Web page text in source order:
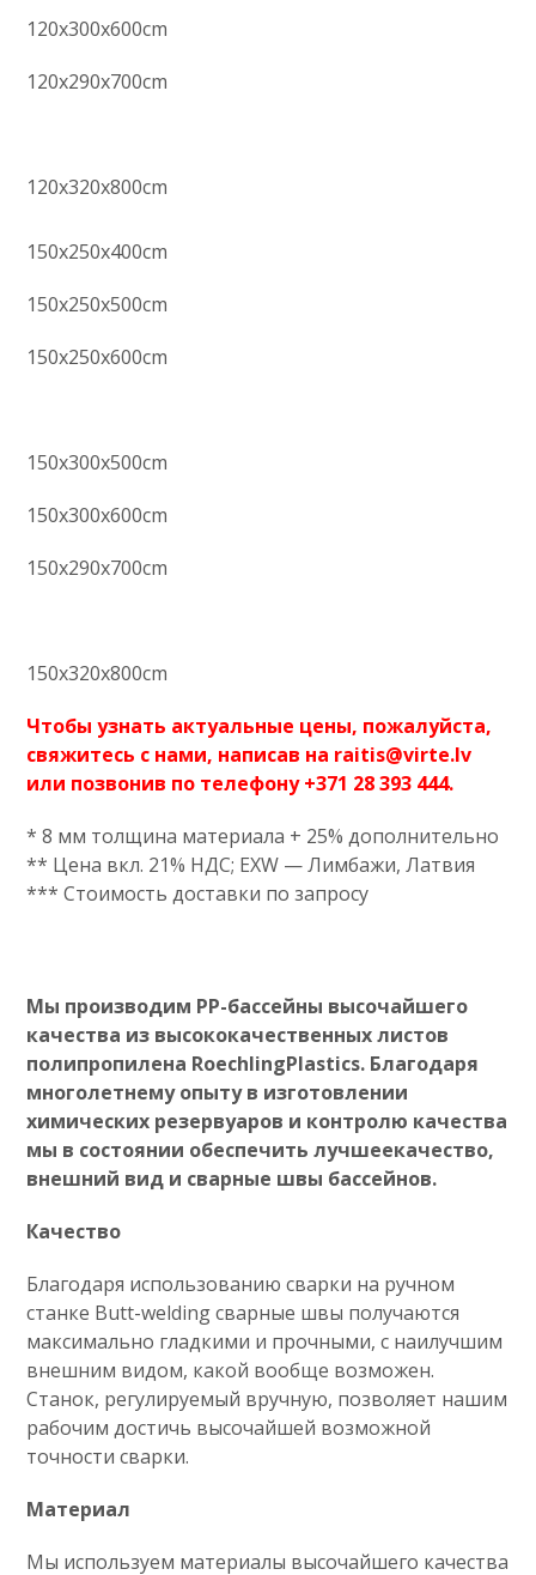
120x300x600cm
120x290x700cm
120x320x800cm
150x250x400cm
150x250x500cm
150x250x600cm
150x300x500cm
150x300x600cm
150x290x700cm
​150x320x800cm
Чтобы узнать актуальные цены, пожалуйста,
свяжитесь с нами, написав на raitis@virte.lv
или позвонив по телефону +371 28 393 444.
* 8 мм толщина материала + 25% дополнительно
** Цена вкл. 21% НДС; EXW — Лимбажи, Латвия
*** Стоимость доставки по запросу
Мы производим PP-бассейны высочайшего
качества из высококачественных листов
полипропилена RoechlingPlastics. Благодаря
многолетнему опыту в изготовлении
химических резервуаров и контролю качества
мы в состоянии обеспечить лучшеекачество,
внешний вид и сварные швы бассейнов.
Качество
Благодаря использованию сварки на ручном
станке Butt-welding сварные швы получаются
максимально гладкими и прочными, с наилучшим
внешним видом, какой вообще возможен.
Станок, регулируемый вручную, позволяет нашим
рабочим достичь высочайшей возможной
точности сварки.
Материал
Мы используем материалы высочайшего качества